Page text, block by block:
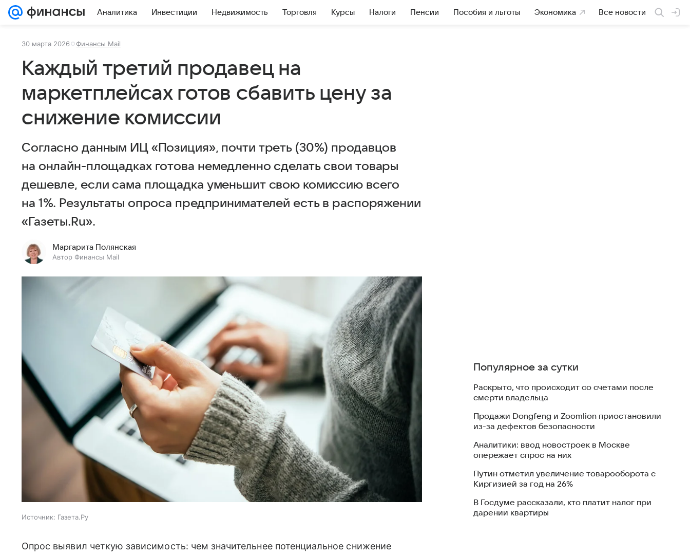
Аналитика Инвестиции Недвижимость Торговля Курсы Налоги Пенсии Пособия и льготы Экономика Все новости
30 марта 2026 Финансы Mail
Каждый третий продавец на
маркетплейсах готов сбавить цену за
снижение комиссии
Согласно данным ИЦ «Позиция», почти треть (30%) продавцов
на онлайн-площадках готова немедленно сделать свои товары
дешевле, если сама площадка уменьшит свою комиссию всего
на 1%. Результаты опроса предпринимателей есть в распоряжении
«Газеты.Ru».
Маргарита Полянская
Автор Финансы Mail
Источник: Газета.Ру
Опрос выявил четкую зависимость: чем значительнее потенциальное снижение
Популярное за сутки
Раскрыто, что происходит со счетами после
смерти владельца
Продажи Dongfeng и Zoomlion приостановили
из-за дефектов безопасности
Аналитики: ввод новостроек в Москве
опережает спрос на них
Путин отметил увеличение товарооборота с
Киргизией за год на 26%
В Госдуме рассказали, кто платит налог при
дарении квартиры